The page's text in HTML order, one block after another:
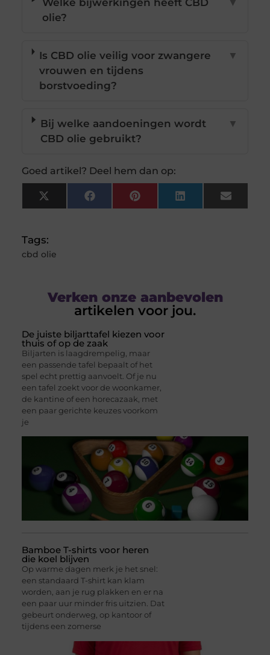
Welke bijwerkingen heeft CBD
olie?
▼
Is CBD olie veilig voor zwangere
vrouwen en tijdens
borstvoeding?
▼
Bij welke aandoeningen wordt
CBD olie gebruikt?
▼
Goed artikel? Deel hem dan op:
X
(Twitter)
FacebookPinterestLinkedInEmail
Tags:
cbd olie
Verken onze aanbevolen
artikelen voor jou.
De juiste biljarttafel kiezen voor
thuis of op de zaak
Biljarten is laagdrempelig, maar
een passende tafel bepaalt of het
spel echt prettig aanvoelt. Of je nu
een tafel zoekt voor de woonkamer,
de kantine of een horecazaak, met
een paar gerichte keuzes voorkom
je
Bamboe T-shirts voor heren
die koel blijven
Op warme dagen merk je het snel:
een standaard T-shirt kan klam
worden, aan je rug plakken en er na
een paar uur minder fris uitzien. Dat
gebeurt onderweg, op kantoor of
tijdens een zomerse